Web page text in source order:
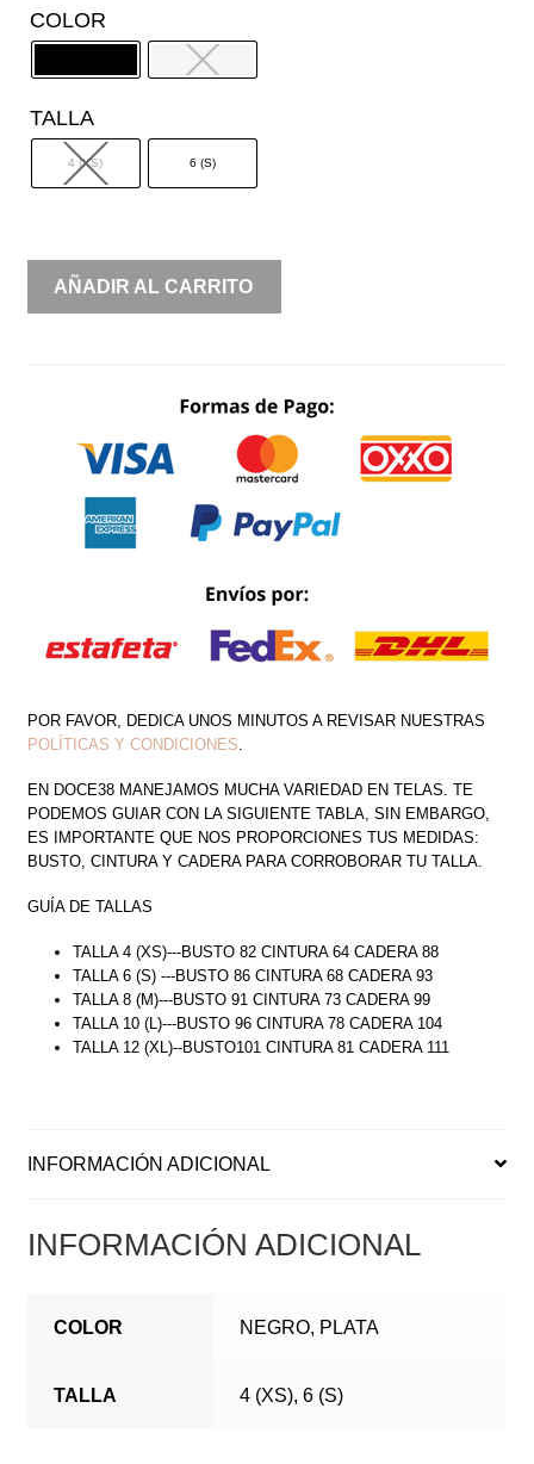
COLOR
TALLA
4 (XS) 6 (S)
VESTIDO
DE
CORTO
CANTIDAD
AÑADIR AL CARRITO
POR FAVOR, DEDICA UNOS MINUTOS A REVISAR NUESTRAS
POLÍTICAS Y CONDICIONES
EN DOCE38 MANEJAMOS MUCHA VARIEDAD EN TELAS. TE
PODEMOS GUIAR CON LA SIGUIENTE TABLA, SIN EMBARGO,
ES IMPORTANTE QUE NOS PROPORCIONES TUS MEDIDAS:
BUSTO, CINTURA Y CADERA PARA CORROBORAR TU TALLA.
GUÍA DE TALLAS
TALLA 4 (XS)---BUSTO 82 CINTURA 64 CADERA 88
TALLA 6 (S) ---BUSTO 86 CINTURA 68 CADERA 93
TALLA 8 (M)---BUSTO 91 CINTURA 73 CADERA 99
TALLA 10 (L)---BUSTO 96 CINTURA 78 CADERA 104
TALLA 12 (XL)--BUSTO101 CINTURA 81 CADERA 111
INFORMACIÓN ADICIONAL
INFORMACIÓN ADICIONAL
COLOR NEGRO, PLATA
TALLA 4 (XS), 6 (S)